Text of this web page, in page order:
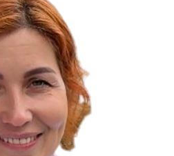
cookies
cookies
dáta